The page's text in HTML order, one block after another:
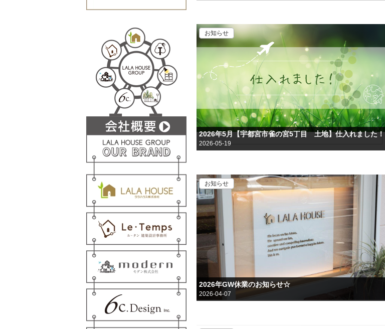
お知らせ
2026年5月【宇都宮市雀の宮5丁目 土地】仕入れました！
2026-05-19
お知らせ
2026年GW休業のお知らせ☆
2026-04-07